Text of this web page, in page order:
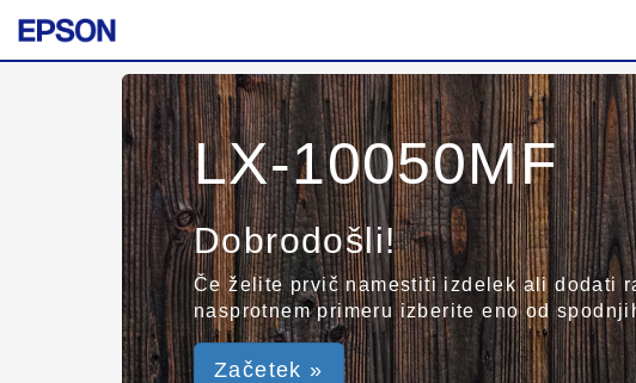
LX-10050MF
Dobrodošli!
Če želite prvič namestiti izdelek ali dodati
nasprotnem primeru izberite eno od
Začetek »